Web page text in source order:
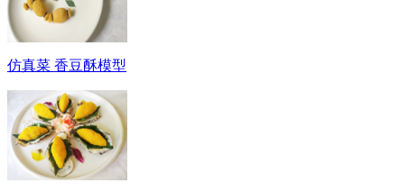
仿真菜 香豆酥模型